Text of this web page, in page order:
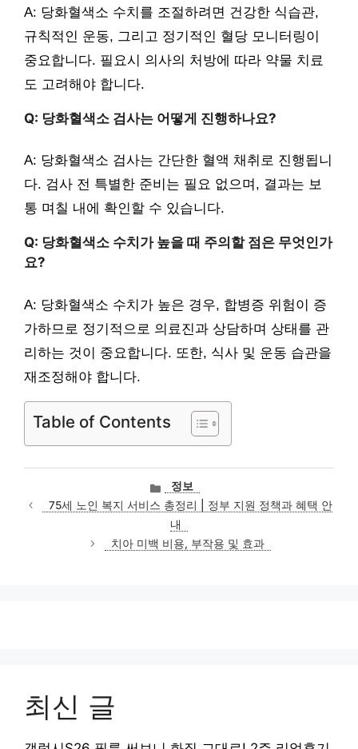
A: 당화혈색소 수치를 조절하려면 건강한 식습관,
규칙적인 운동, 그리고 정기적인 혈당 모니터링이
중요합니다. 필요시 의사의 처방에 따라 약물 치료
도 고려해야 합니다.
Q: 당화혈색소 검사는 어떻게 진행하나요?
A: 당화혈색소 검사는 간단한 혈액 채취로 진행됩니
다. 검사 전 특별한 준비는 필요 없으며, 결과는 보
통 며칠 내에 확인할 수 있습니다.
Q: 당화혈색소 수치가 높을 때 주의할 점은 무엇인가
요?
A: 당화혈색소 수치가 높은 경우, 합병증 위험이 증
가하므로 정기적으로 의료진과 상담하며 상태를 관
리하는 것이 중요합니다. 또한, 식사 및 운동 습관을
재조정해야 합니다.
Table of Contents
카
테
고
리
정보
75세 노인 복지 서비스 총정리 | 정부 지원 정책과 혜택 안
내
치아 미백 비용, 부작용 및 효과
최신 글